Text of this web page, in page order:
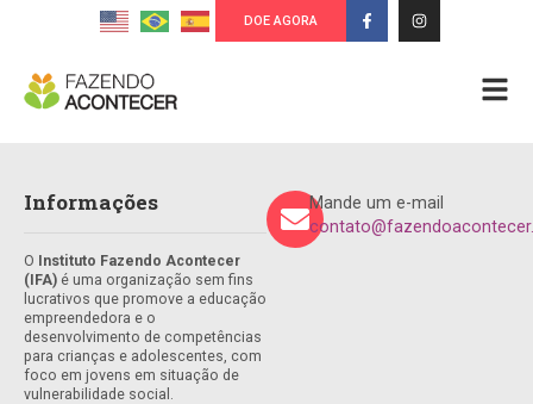
DOE AGORA
Informações
O Instituto Fazendo Acontecer
(IFA) é uma organização sem fins
lucrativos que promove a educação
empreendedora e o
desenvolvimento de competências
para crianças e adolescentes, com
foco em jovens em situação de
vulnerabilidade social.
Mande um e-mail